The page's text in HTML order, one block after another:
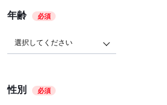
年齢 必須
選択してください
性別 必須